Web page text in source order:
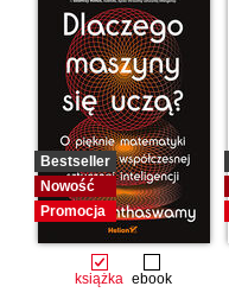
Bestseller
Nowość
Promocja
książka ebook